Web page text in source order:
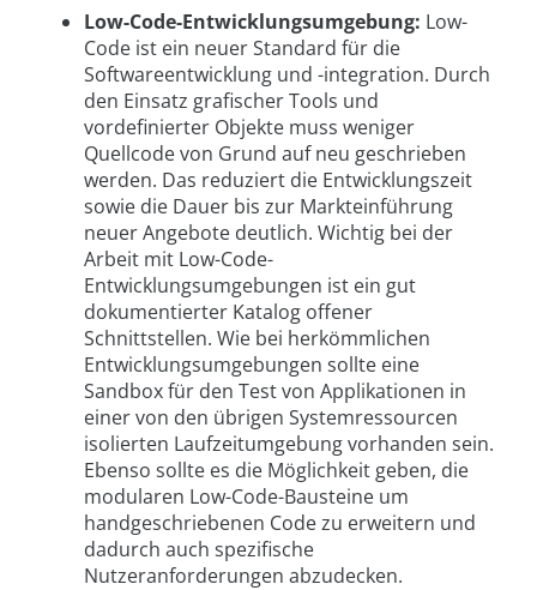
Low-Code-Entwicklungsumgebung: Low-
Code ist ein neuer Standard für die
Softwareentwicklung und -integration. Durch
den Einsatz grafischer Tools und
vordefinierter Objekte muss weniger
Quellcode von Grund auf neu geschrieben
werden. Das reduziert die Entwicklungszeit
sowie die Dauer bis zur Markteinführung
neuer Angebote deutlich. Wichtig bei der
Arbeit mit Low-Code-
Entwicklungsumgebungen ist ein gut
dokumentierter Katalog offener
Schnittstellen. Wie bei herkömmlichen
Entwicklungsumgebungen sollte eine
Sandbox für den Test von Applikationen in
einer von den übrigen Systemressourcen
isolierten Laufzeitumgebung vorhanden sein.
Ebenso sollte es die Möglichkeit geben, die
modularen Low-Code-Bausteine um
handgeschriebenen Code zu erweitern und
dadurch auch spezifische
Nutzeranforderungen abzudecken.